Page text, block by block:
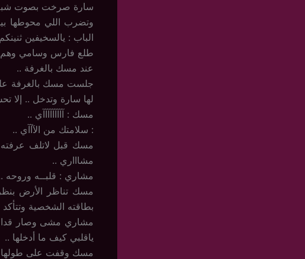
سارة صرخت بصوت شبه
وتضرب اللي محوطها
الباب : يالسخيفين
طلع فارس وسامي وهم
عند مسك بالغرفة ..
جلست مسك بالغرفة
لها سارة وتدخل .. إلا
مسك : آآآآآآآآآي ..
: سلامتك من الآآآي ..
مسك قبل لاتلف
مشاااري ..
مشاري : قلبــه وروحه
مسك تناظر الأرض
بطاقته الشخصية
مشاري مشى وصار
ياقلبي كيف ما أدخلها ..
مسك وقفت على طولها